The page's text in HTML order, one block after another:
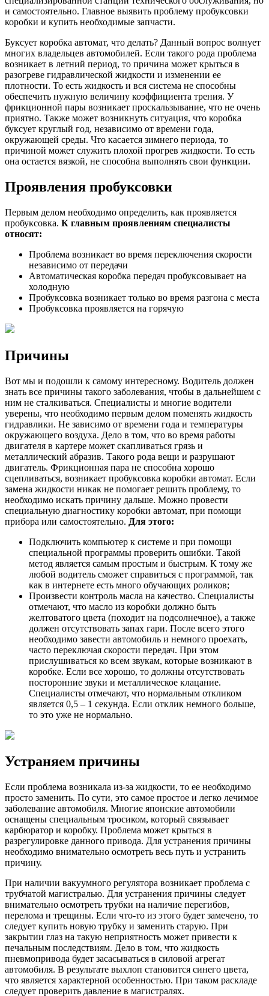
и самостоятельно. Главное выявить проблему пробуксовки
коробки и купить необходимые запчасти.
Буксует коробка автомат, что делать? Данный вопрос волнует
многих владельцев автомобилей. Если такого рода проблема
возникает в летний период, то причина может крыться в
разогреве гидравлической жидкости и изменении ее
плотности. То есть жидкость и вся система не способны
обеспечить нужную величину коэффициента трения. У
фрикционной пары возникает проскальзывание, что не очень
приятно. Также может возникнуть ситуация, что коробка
буксует круглый год, независимо от времени года,
окружающей среды. Что касается зимнего периода, то
причиной может служить плохой прогрев жидкости. То есть
она остается вязкой, не способна выполнять свои функции.
Проявления пробуксовки
Первым делом необходимо определить, как проявляется
пробуксовка. К главным проявлениям специалисты
относят:
Проблема возникает во время переключения скорости
независимо от передачи
Автоматическая коробка передач пробуксовывает на
холодную
Пробуксовка возникает только во время разгона с места
Пробуксовка проявляется на горячую
Причины
Вот мы и подошли к самому интересному. Водитель должен
знать все причины такого заболевания, чтобы в дальнейшем с
ним не сталкиваться. Специалисты и многие водители
уверены, что необходимо первым делом поменять жидкость
гидравлики. Не зависимо от времени года и температуры
окружающего воздуха. Дело в том, что во время работы
двигателя в картере может скапливаться грязь и
металлический абразив. Такого рода вещи и разрушают
двигатель. Фрикционная пара не способна хорошо
сцепливаться, возникает пробуксовка коробки автомат. Если
замена жидкости никак не помогает решить проблему, то
необходимо искать причину дальше. Можно провести
специальную диагностику коробки автомат, при помощи
прибора или самостоятельно. Для этого:
Подключить компьютер к системе и при помощи
специальной программы проверить ошибки. Такой
метод является самым простым и быстрым. К тому же
любой водитель сможет справиться с программой, так
как в интернете есть много обучающих роликов;
Произвести контроль масла на качество. Специалисты
отмечают, что масло из коробки должно быть
желтоватого цвета (походит на подсолнечное), а также
должен отсутствовать запах гари. После всего этого
необходимо завести автомобиль и немного проехать,
часто переключая скорости передач. При этом
прислушиваться ко всем звукам, которые возникают в
коробке. Если все хорошо, то должны отсутствовать
посторонние звуки и металлическое клацание.
Специалисты отмечают, что нормальным откликом
является 0,5 – 1 секунда. Если отклик немного больше,
то это уже не нормально.
Устраняем причины
Если проблема возникала из-за жидкости, то ее необходимо
просто заменить. По сути, это самое простое и легко лечимое
заболевание автомобиля. Многие японские автомобили
оснащены специальным тросиком, который связывает
карбюратор и коробку. Проблема может крыться в
разрегулировке данного привода. Для устранения причины
необходимо внимательно осмотреть весь путь и устранить
причину.
При наличии вакуумного регулятора возникает проблема с
трубчатой магистралью. Для устранения причины следует
внимательно осмотреть трубки на наличие перегибов,
перелома и трещины. Если что-то из этого будет замечено, то
следует купить новую трубку и заменить старую. При
закрытии глаз на такую неприятность может привести к
печальным последствиям. Дело в том, что жидкость
пневмопривода будет засасываться в силовой агрегат
автомобиля. В результате выхлоп становится синего цвета,
что является характерной особенностью. При таком раскладе
следует проверить давление в магистралях.